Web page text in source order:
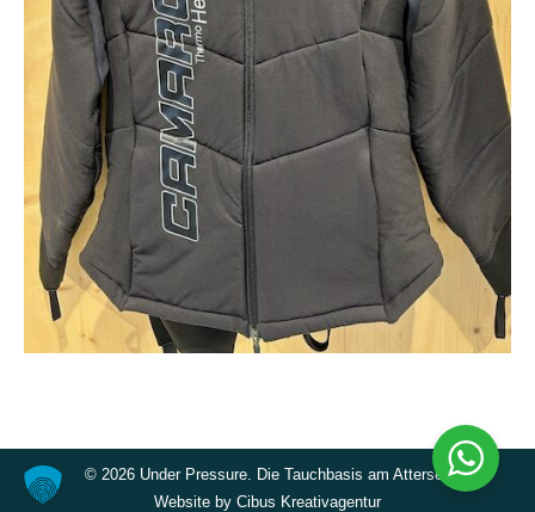
© 2026 Under Pressure. Die Tauchbasis am Attersee
Website by Cibus Kreativagentur